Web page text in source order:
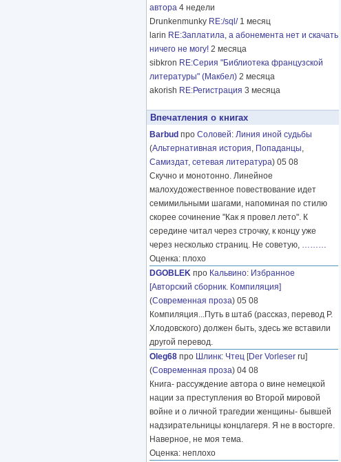
автора 4 недели
Drunkenmunky RE:/sql/ 1 месяц
larin RE:Заплатила, а абонемента нет и скачать
ничего не могу! 2 месяца
sibkron RE:Серия "Библиотека французской
литературы" (Макбел) 2 месяца
akorish RE:Регистрация 3 месяца
Впечатления о книгах
Barbud про Соловей: Линия иной судьбы
(Альтернативная история, Попаданцы,
Самиздат, сетевая литература) 05 08
Скучно и монотонно. Линейное
малохудожественное повествование идет
семимильными шагами, напоминая по стилю
скорее сочинение "Как я провел лето". К
середине читал через строчку, к концу уже
через несколько страниц. Не советую, ………
Оценка: плохо
DGOBLEK про Кальвино: Избранное
[Авторский сборник. Компиляция]
(Современная проза) 05 08
Компиляция...Путь в штаб (рассказ, перевод Р.
Хлодовского) должен быть, здесь же вставили
другой перевод.
Oleg68 про Шлинк: Чтец [Der Vorleser ru]
(Современная проза) 04 08
Книга- рассуждение автора о вине немецкой
нации за преступления во Второй мировой
войне и о личной трагедии женщины- бывшей
надзирательницы концлагеря. Я не в восторге.
Наверное, не моя тема.
Оценка: неплохо